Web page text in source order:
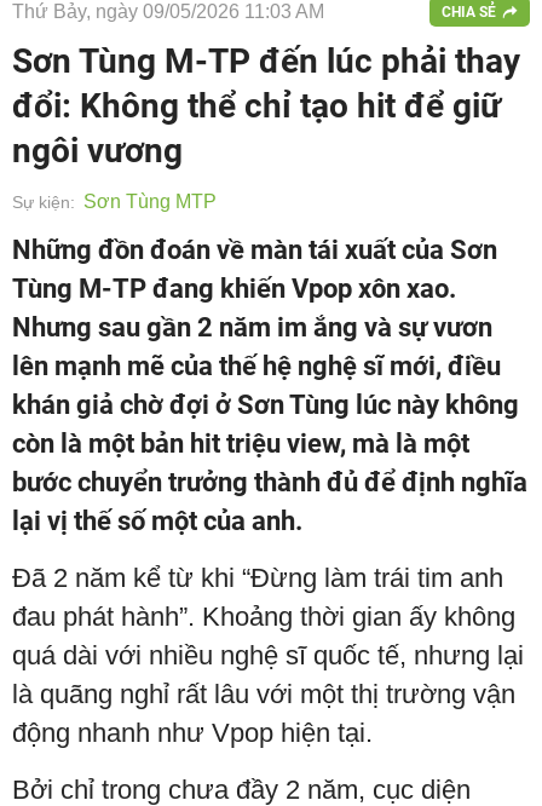
Thứ Bảy, ngày 09/05/2026 11:03 AM CHIA SẺ
Sơn Tùng M-TP đến lúc phải thay
đổi: Không thể chỉ tạo hit để giữ
ngôi vương
Sự kiện: Sơn Tùng MTP
Những đồn đoán về màn tái xuất của Sơn
Tùng M-TP đang khiến Vpop xôn xao.
Nhưng sau gần 2 năm im ắng và sự vươn
lên mạnh mẽ của thế hệ nghệ sĩ mới, điều
khán giả chờ đợi ở Sơn Tùng lúc này không
còn là một bản hit triệu view, mà là một
bước chuyển trưởng thành đủ để định nghĩa
lại vị thế số một của anh.
Đã 2 năm kể từ khi “Đừng làm trái tim anh
đau phát hành”. Khoảng thời gian ấy không
quá dài với nhiều nghệ sĩ quốc tế, nhưng lại
là quãng nghỉ rất lâu với một thị trường vận
động nhanh như Vpop hiện tại.
Bởi chỉ trong chưa đầy 2 năm, cục diện